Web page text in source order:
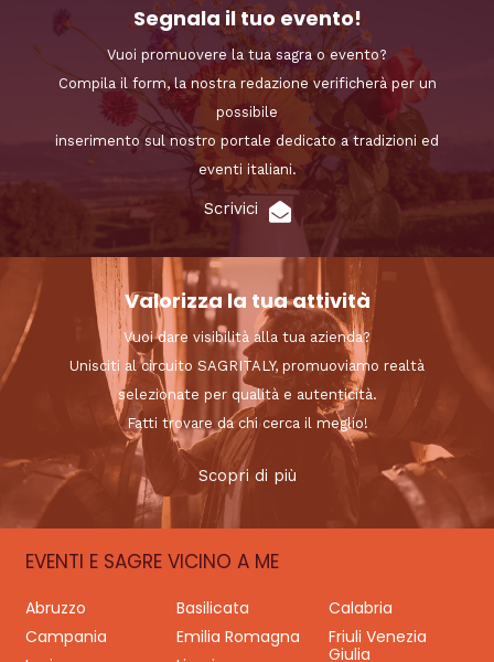
Segnala il tuo evento!
Vuoi promuovere la tua sagra o evento?
Compila il form, la nostra redazione verificherà per un
possibile
inserimento sul nostro portale dedicato a tradizioni ed
eventi italiani.
Scrivici
Valorizza la tua attività
Vuoi dare visibilità alla tua azienda?
Unisciti al circuito SAGRITALY, promuoviamo realtà
selezionate per qualità e autenticità.
Fatti trovare da chi cerca il meglio!
Scopri di più
EVENTI E SAGRE VICINO A ME
Abruzzo Basilicata
Calabria
Campania
Emilia Romagna
Friuli Venezia
Giulia